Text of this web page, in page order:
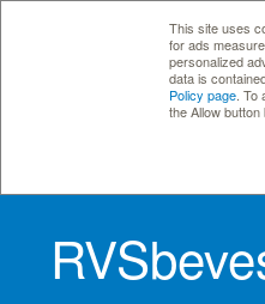
This site uses
for ads
personalized
data is
Policy page .
the Allow button